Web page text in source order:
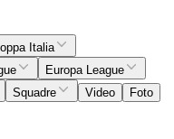
Italia
Europa League
Squadre Video
Foto